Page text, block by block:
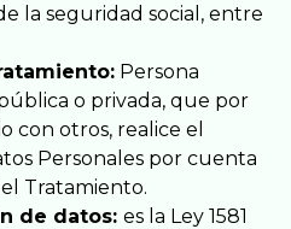
la seguridad social, entre
Persona
o privada, que por
con otros, realice el
Personales por cuenta
Tratamiento.
de datos: es la Ley 1581